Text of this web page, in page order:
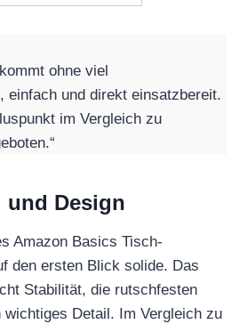
ohne viel
einfach und direkt einsatzbereit.
im Vergleich zu
und Design
Amazon Basics Tisch-
den ersten Blick solide. Das
Stabilität, die rutschfesten
wichtiges Detail. Im Vergleich zu